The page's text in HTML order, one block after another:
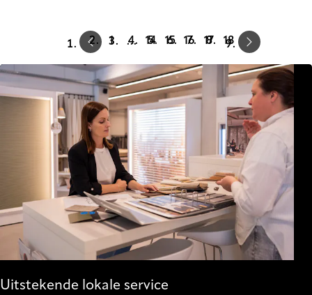
Prev 1 … 14 15 16 17 18 Next
Uitstekende lokale service